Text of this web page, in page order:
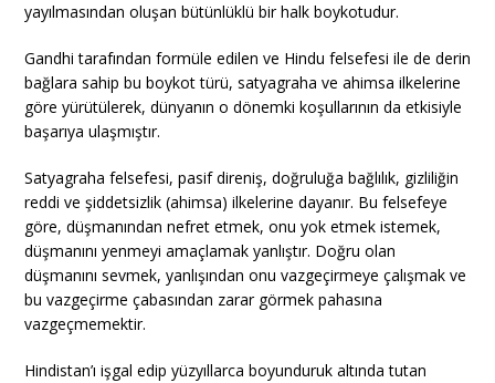
yayılmasından oluşan bütünlüklü bir halk boykotudur.
Gandhi tarafından formüle edilen ve Hindu felsefesi ile de derin
bağlara sahip bu boykot türü, satyagraha ve ahimsa ilkelerine
göre yürütülerek, dünyanın o dönemki koşullarının da etkisiyle
başarıya ulaşmıştır.
Satyagraha felsefesi, pasif direniş, doğruluğa bağlılık, gizliliğin
reddi ve şiddetsizlik (ahimsa) ilkelerine dayanır. Bu felsefeye
göre, düşmanından nefret etmek, onu yok etmek istemek,
düşmanını yenmeyi amaçlamak yanlıştır. Doğru olan
düşmanını sevmek, yanlışından onu vazgeçirmeye çalışmak ve
bu vazgeçirme çabasından zarar görmek pahasına
vazgeçmemektir.
Hindistan’ı işgal edip yüzyıllarca boyunduruk altında tutan